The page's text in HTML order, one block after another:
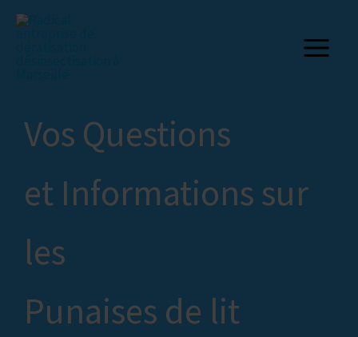
Aller
Vos Questions
et Informations sur
les
Punaises de lit